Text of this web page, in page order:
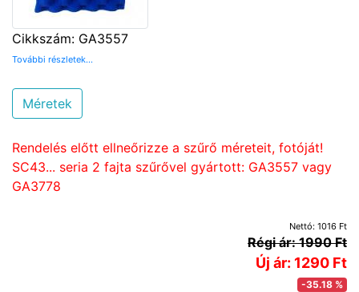
Cikkszám: GA3557
További részletek...
Méretek
Rendelés előtt ellneőrizze a szűrő méreteit, fotóját!
SC43... seria 2 fajta szűrővel gyártott: GA3557 vagy
GA3778
Nettó: 1016 Ft
Régi ár: 1990 Ft
Új ár: 1290 Ft
-35.18 %